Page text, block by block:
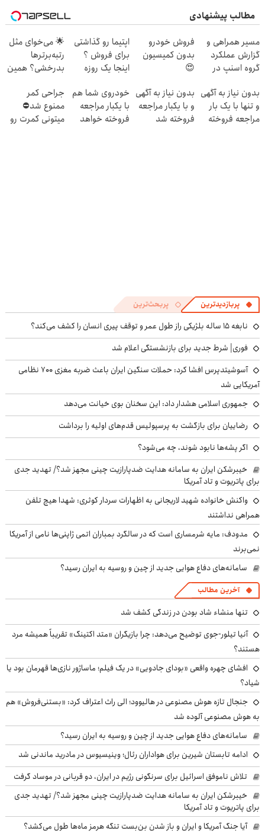
مطالب پیشنهادی
مسیر همراهی و
گزارش عملکرد
گروه اسنپ در
فروش خودرو
بدون کمیسیون
😍
اپتیما رو گذاشتی
برای فروش ؟
اینجا یک روزه
🌟 می‌خوای مثل
رتبه‌برترها
بدرخشی؟ همین
رو شروع ک
بدون نیاز به آگهی
و تنها با یک بار
مراجعه فروخته
بدون نیاز به آگهی
و با یکبار مراجعه
فروخته شد
خودروی شما هم
با یکبار مراجعه
فروخته خواهد
جراحی کمر
ممنوع شد⛔
میتونی کمرت رو
پربازدیدترین پربحث‌ترین
نابغه ۱۵ ساله بلژیکی راز طول عمر و توقف پیری انسان را کشف می‌کند؟
فوری| شرط جدید برای بازنشستگی اعلام شد
آسوشیتدپرس افشا کرد: حملات سنگین ایران باعث ضربه مغزی ۷۰۰ نظامی
آمریکایی شد
جمهوری اسلامی هشدار داد: این سخنان بوی خیانت می‌دهد
رضاییان برای بازگشت به پرسپولیس قدم‌های اولیه را برداشت
اگر پشه‌ها نابود شوند، چه می‌شود؟
خیبرشکن ایران به سامانه هدایت ضدپارازیت چینی مجهز شد؟/ تهدید جدی
برای پاتریوت و تاد آمریکا
واکنش خانواده شهید لاریجانی به اظهارات سردار کوثری: شهدا هیچ تلفن
همراهی نداشتند
مدودف: مایه شرمساری است که در سالگرد بمباران اتمی ژاپنی‌ها نامی از آمریکا
نمی‌برند
سامانه‌های دفاع هوایی جدید از چین و روسیه به ایران رسید؟
آخرین مطالب
تنها منشاء شاد بودن در زندگی کشف شد
آنیا تیلور-جوی توضیح می‌دهد: چرا بازیگران «متد اکتینگ» تقریباً همیشه مرد
هستند؟
افشای چهره واقعی «بودای جادویی» در یک فیلم؛ ماساژور نازی‌ها قهرمان بود یا
شیاد؟
جنجال تازه هوش مصنوعی در هالیوود؛ الی راث اعتراف کرد: «بستنی‌فروش» هم
به هوش مصنوعی آلوده شد
سامانه‌های دفاع هوایی جدید از چین و روسیه به ایران رسید؟
ادامه تابستان شیرین برای هواداران رئال؛ وینیسیوس در مادرید ماندنی شد
تلاش ناموفق اسرائیل برای سرنگونی رژیم در ایران، دو قربانی در موساد گرفت
خیبرشکن ایران به سامانه هدایت ضدپارازیت چینی مجهز شد؟/ تهدید جدی
برای پاتریوت و تاد آمریکا
آیا جنگ آمریکا و ایران و باز شدن بن‌بست تنگه هرمز ماه‌ها طول می‌کشد؟